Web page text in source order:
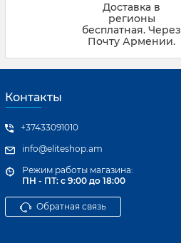
Доставка в
регионы
бесплатная. Через
Почту Армении.
Контакты
+37433091010
info@eliteshop.am
Режим работы магазина:
ПН - ПТ: с 9:00 до 18:00
Обратная связь